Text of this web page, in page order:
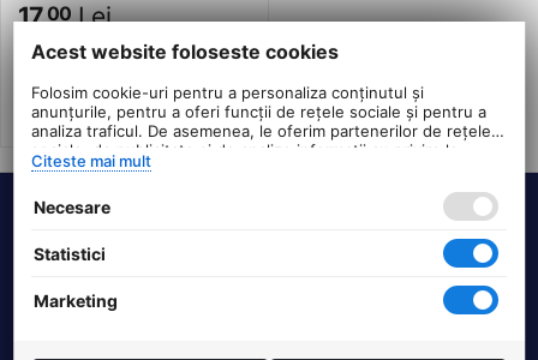
PRP:
1700 Lei
DHS Bike Parts
Suport clienti
Acest website foloseste cookies
Folosim cookie-uri pentru a personaliza conținutul și
anunțurile, pentru a oferi funcții de rețele sociale și pentru a
analiza traficul. De asemenea, le oferim partenerilor de rețele
sociale, de publicitate și de analize informații cu privire la
modul în care folosiți site-ul nostru. Aceștia le pot combina cu
serviciilor lor.
Citeste mai mult
Necesare
Statistici
Marketing